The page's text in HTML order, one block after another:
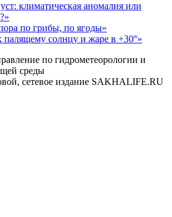
климатическая аномалия или
по грибы, по ягоды»
палящему солнцу и жаре в +30°»
по гидрометеорологии и
среды
сетевое издание SAKHALIFE.RU